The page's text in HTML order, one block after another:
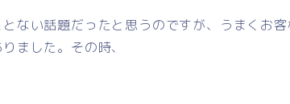
ない話題だったと思うのですが、うまくお
ました。その時、